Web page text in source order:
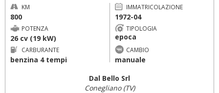
KM
800
IMMATRICOLAZIONE
1972-04
POTENZA
26 cv (19 kW)
TIPOLOGIA
epoca
CARBURANTE
benzina 4 tempi
CAMBIO
manuale
Dal Bello Srl
Conegliano (TV)